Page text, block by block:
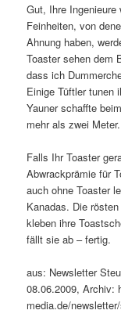
Gut, Ihre
Feinheiten, von
Ahnung haben,
Toaster sehen dem
dass ich
Einige Tüftler tunen
Yauner schaffte
mehr als zwei Meter.
Falls Ihr Toaster
Abwrackprämie für
auch ohne Toaster
Kanadas. Die
kleben ihre
fällt sie ab – fertig.
aus: Newsletter
08.06.2009, Archiv:
media.de/